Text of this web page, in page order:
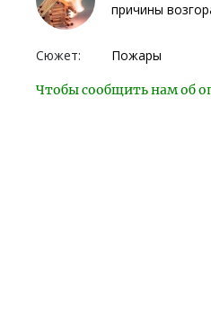
причины
Сюжет: Пожары
Чтобы сообщить нам об